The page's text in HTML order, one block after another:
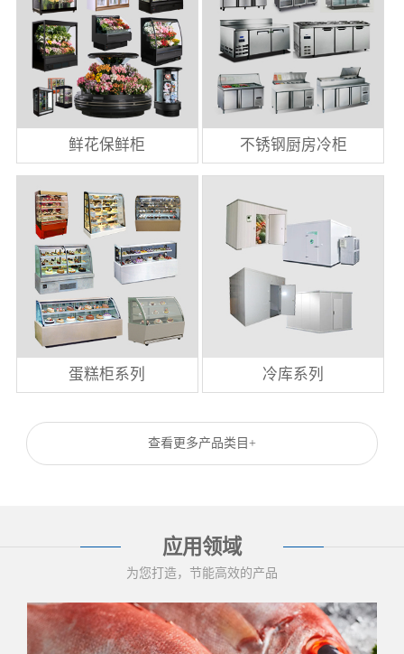
鲜花保鲜柜 不锈钢厨房冷柜
蛋糕柜系列 冷库系列
查看更多产品类目+
应用领域
为您打造，节能高效的产品